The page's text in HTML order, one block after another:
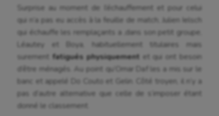
Surprise au moment de l’échauffement et pour celui
qui n’a pas eu accès à la feuille de match, Julien Ielsch
qui échauffe les remplaçants a ,dans son petit groupe,
Léautey et Boya, habituellement titulaires mais
surement fatigués physiquement et qui ont besoin
d’être ménagés. Au point qu’Omar Daf les a mis sur le
banc et appelé Do Couto et Gelin. Côté troyen, il n’y a
pas d’autre alternative que celle de s’imposer étant
donné le classement.